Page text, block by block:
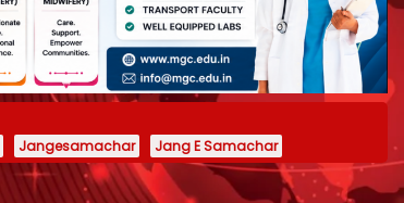
Jangesamachar Jang E Samachar